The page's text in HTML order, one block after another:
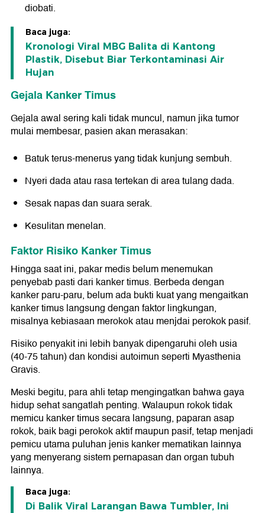
diobati.
Baca juga:
Kronologi Viral MBG Balita di Kantong
Plastik, Disebut Biar Terkontaminasi Air
Hujan
Gejala Kanker Timus
Gejala awal sering kali tidak muncul, namun jika tumor
mulai membesar, pasien akan merasakan:
Batuk terus-menerus yang tidak kunjung sembuh.
Nyeri dada atau rasa tertekan di area tulang dada.
Sesak napas dan suara serak.
Kesulitan menelan.
Faktor Risiko Kanker Timus
Hingga saat ini, pakar medis belum menemukan
penyebab pasti dari kanker timus. Berbeda dengan
kanker paru-paru, belum ada bukti kuat yang mengaitkan
kanker timus langsung dengan faktor lingkungan,
misalnya kebiasaan merokok atau menjdai perokok pasif.
Risiko penyakit ini lebih banyak dipengaruhi oleh usia
(40-75 tahun) dan kondisi autoimun seperti Myasthenia
Gravis.
Meski begitu, para ahli tetap mengingatkan bahwa gaya
hidup sehat sangatlah penting. Walaupun rokok tidak
memicu kanker timus secara langsung, paparan asap
rokok, baik bagi perokok aktif maupun pasif, tetap menjadi
pemicu utama puluhan jenis kanker mematikan lainnya
yang menyerang sistem pernapasan dan organ tubuh
lainnya.
Baca juga:
Di Balik Viral Larangan Bawa Tumbler, Ini